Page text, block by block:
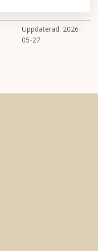
Uppdaterad: 2026-
05-27